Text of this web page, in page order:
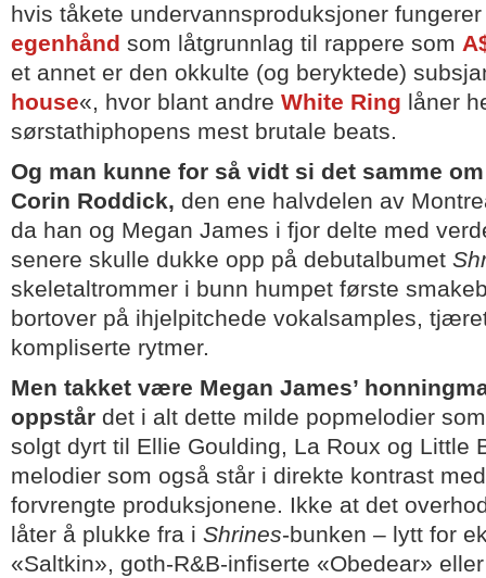
hvis tåkete undervannsproduksjoner
egenhånd som låtgrunnlag til rappere som
et annet er den okkulte (og beryktede)
house«, hvor blant andre White Ring låner
sørstathiphopens mest brutale beats.
Og man kunne for så vidt si det samme
Corin Roddick, den ene halvdelen av
da han og Megan James i fjor delte med
senere skulle dukke opp på debutalbumet
skeletaltrommer i bunn humpet første
bortover på ihjelpitchede vokalsamples,
kompliserte rytmer.
Men takket være Megan James’
oppstår det i alt dette milde popmelodier
solgt dyrt til Ellie Goulding, La Roux og Little
melodier som også står i direkte kontrast
forvrengte produksjonene. Ikke at det
låter å plukke fra i Shrines-bunken – lytt for
«Saltkin», goth-R&B-infiserte «Obedear»